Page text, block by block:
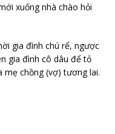
xuống nhà chào hỏi
gia đình chú rể, ngược
gia đình cô dâu để tỏ
chồng (vợ) tương lai.